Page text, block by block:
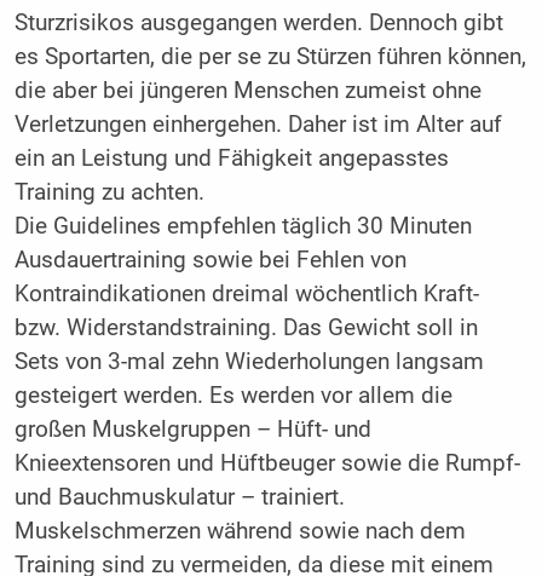
Sturzrisikos ausgegangen werden. Dennoch gibt
es Sportarten, die per se zu Stürzen führen können,
die aber bei jüngeren Menschen zumeist ohne
Verletzungen einhergehen. Daher ist im Alter auf
ein an Leistung und Fähigkeit angepasstes
Training zu achten.
Die Guidelines empfehlen täglich 30 Minuten
Ausdauertraining sowie bei Fehlen von
Kontraindikationen dreimal wöchentlich Kraft-
bzw. Widerstandstraining. Das Gewicht soll in
Sets von 3-mal zehn Wiederholungen langsam
gesteigert werden. Es werden vor allem die
großen Muskelgruppen – Hüft- und
Knieextensoren und Hüftbeuger sowie die Rumpf-
und Bauchmuskulatur – trainiert.
Muskelschmerzen während sowie nach dem
Training sind zu vermeiden, da diese mit einem